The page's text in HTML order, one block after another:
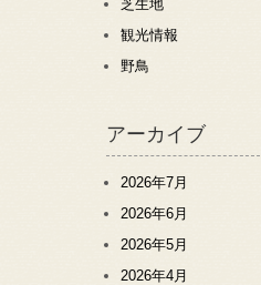
芝生地
観光情報
野鳥
アーカイブ
2026年7月
2026年6月
2026年5月
2026年4月